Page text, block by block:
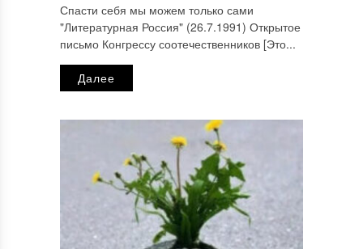
Спасти себя мы можем только сами
"Литературная Россия" (26.7.1991) Открытое
письмо Конгрессу соотечественников [Это...
Далее